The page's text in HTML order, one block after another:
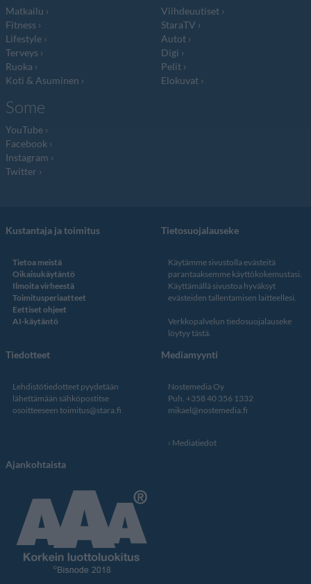
Matkailu
Fitness
Lifestyle
Terveys
Ruoka
Koti & Asuminen
Viihdeuutiset
StaraTV
Autot
Digi
Pelit
Elokuvat
Some
YouTube
Facebook
Instagram
Twitter
Kustantaja ja toimitus
Tietoa meistä
Oikaisukäytäntö
Ilmoita virheestä
Toimitusperiaatteet
Eettiset ohjeet
AI-käytäntö
Tietosuojalauseke
Käytämme sivustolla evästeitä
parantaaksemme käyttökokemustasi.
Käyttämällä sivustoa hyväksyt
evästeiden tallentamisen laitteellesi.
Verkkopalvelun tiedosuojalauseke
löytyy tästä.
Tiedotteet
Lehdistötiedotteet pyydetään
lähettämään sähköpostitse
osoitteeseen toimitus@stara.fi
Mediamyynti
Nostemedia Oy
Puh. +358 40 356 1332
mikael@nostemedia.fi
Mediatiedot
Ajankohtaista